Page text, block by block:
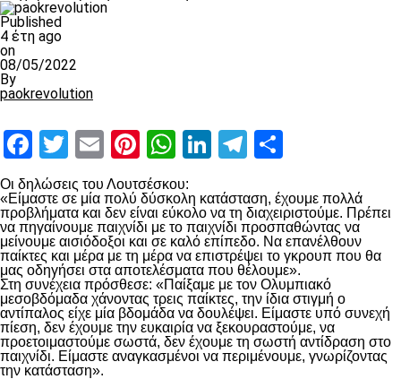
Published
4 έτη ago
on
08/05/2022
By
paokrevolution
Facebook
Twitter
EmailPinterest
WhatsApp
LinkedIn
Telegram
Οι δηλώσεις του Λουτσέσκου:
«Είμαστε σε μία πολύ δύσκολη κατάσταση, έχουμε πολλά
προβλήματα και δεν είναι εύκολο να τη διαχειριστούμε. Πρέπει
να πηγαίνουμε παιχνίδι με το παιχνίδι προσπαθώντας να
μείνουμε αισιόδοξοι και σε καλό επίπεδο. Να επανέλθουν
παίκτες και μέρα με τη μέρα να επιστρέψει το γκρουπ που θα
μας οδηγήσει στα αποτελέσματα που θέλουμε».
Στη συνέχεια πρόσθεσε: «Παίξαμε με τον Ολυμπιακό
μεσοβδόμαδα χάνοντας τρεις παίκτες, την ίδια στιγμή ο
αντίπαλος είχε μία βδομάδα να δουλέψει. Είμαστε υπό συνεχή
πίεση, δεν έχουμε την ευκαιρία να ξεκουραστούμε, να
προετοιμαστούμε σωστά, δεν έχουμε τη σωστή αντίδραση στο
παιχνίδι. Είμαστε αναγκασμένοι να περιμένουμε, γνωρίζοντας
την κατάσταση».